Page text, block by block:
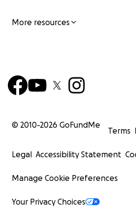
More resources
© 2010-2026 GoFundMe
Terms
Legal Accessibility Statement
Manage Cookie Preferences
Your Privacy Choices